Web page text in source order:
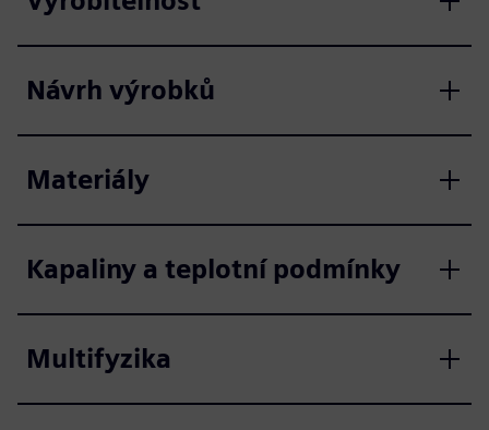
Návrh výrobků
Materiály
Kapaliny a teplotní podmínky
Multifyzika